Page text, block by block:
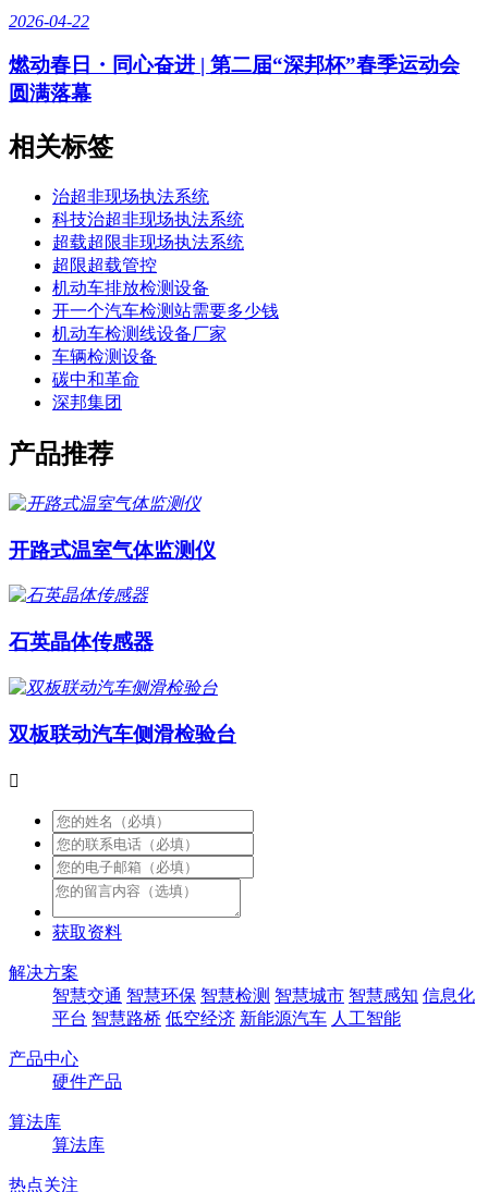
2026-04-22
燃动春日・同心奋进 | 第二届“深邦杯”春季运动会
圆满落幕
相关标签
治超非现场执法系统
科技治超非现场执法系统
超载超限非现场执法系统
超限超载管控
机动车排放检测设备
开一个汽车检测站需要多少钱
机动车检测线设备厂家
车辆检测设备
碳中和革命
深邦集团
产品推荐
开路式温室气体监测仪
石英晶体传感器
双板联动汽车侧滑检验台

获取资料
解决方案
智慧交通 智慧环保 智慧检测 智慧城市 智慧感知 信息化
平台 智慧路桥 低空经济 新能源汽车 人工智能
产品中心
硬件产品
算法库
算法库
热点关注